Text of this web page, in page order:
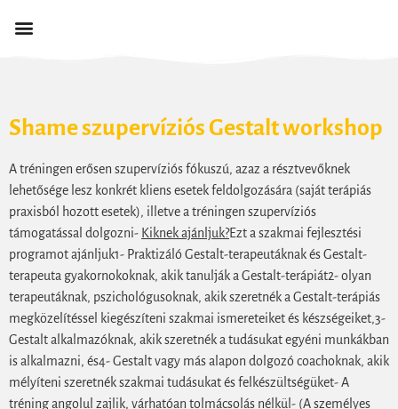
Shame szupervízi​ós Gestalt workshop
A tréningen erősen szupervíziós fókuszú, azaz a résztvevőknek
lehetősége lesz konkrét kliens esetek feldolgozására (saját terápiás
praxisból hozott esetek), illetve a tréningen szupervíziós
támogatással dolgozni- Kiknek ajánljuk?Ezt a szakmai fejlesztési
programot ajánljuk1- Praktizáló Gestalt-terapeutáknak és Gestalt-
terapeuta gyakornokoknak, akik tanulják a Gestalt-terápiát2- olyan
terapeutáknak, pszichológusoknak, akik szeretnék a Gestalt-terápiás
megközelítéssel kiegészíteni szakmai ismereteiket és készségeiket,3-
Gestalt alkalmazóknak, akik szeretnék a tudásukat egyéni munkákban
is alkalmazni, és4- Gestalt vagy más alapon dolgozó coachoknak, akik
mélyíteni szeretnék szakmai tudásukat és felkészültségüket- A
tréning angolul zajlik, várhatóan tolmácsolás nélkül- (A személyes